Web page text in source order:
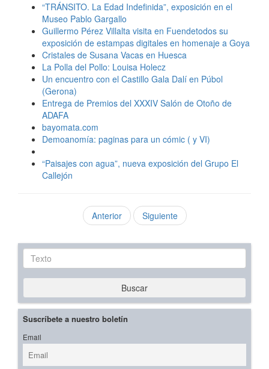
“TRÁNSITO. La Edad Indefinida”, exposición en el
Museo Pablo Gargallo
Guillermo Pérez Villalta visita en Fuendetodos su
exposición de estampas digitales en homenaje a Goya
Cristales de Susana Vacas en Huesca
La Polla del Pollo: Louisa Holecz
Un encuentro con el Castillo Gala Dalí en Púbol
(Gerona)
Entrega de Premios del XXXIV Salón de Otoño de
ADAFA
bayomata.com
Demoanomía: paginas para un cómic ( y VI)
“Paisajes con agua”, nueva exposición del Grupo El
Callejón
Anterior Siguiente
Texto
Buscar
Suscríbete a nuestro boletín
Email